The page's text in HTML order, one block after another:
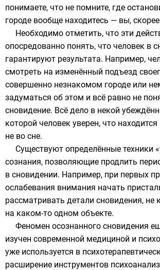
понимаете, что не помните, где
городе вообще находитесь — вы, скорее
Необходимо отметить, что эти
опосредованно понять, что человек в
гарантируют результата. Например,
смотреть на изменённый подъезд
совершенно незнакомом городе или
задуматься об этом и всё равно не
сновидение. Всё дело в некой
которой человек уверен, что
не во сне.
Существуют определённые техники
сознания, позволяющие продлить
в сновидении. Например, при первых
ослабевания внимания начать
рассматривать детали сновидения, не
на каком-то одном объекте.
Феномен осознанного сновидения
изучен современной медициной и
уже используется в
расширение инструментов